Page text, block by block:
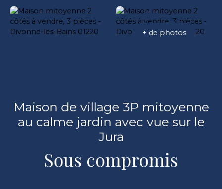
+ de photos
Maison de village 3P mitoyenne
au calme jardin avec vue sur le
Jura
Sous compromis